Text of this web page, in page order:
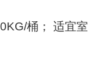
桶； 适宜